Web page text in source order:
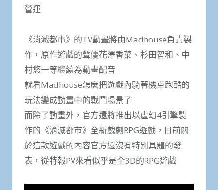
營運
《消滅都市》的TV動畫將由Madhouse負責製
作，原作遊戲的聲優花澤香菜、杉田智和、中
村悠一等繼續為動畫配音
就看Madhouse怎麼把遊戲內騎著機車跑酷的
玩法變成動畫中的戰鬥場景了
而除了動畫外，官方還將推出以虛幻4引擎製
作的《消滅都市》全新戲劇RPG遊戲，目前關
於這款遊戲的內容官方還沒有特別具體的發
表，從特報PV來看似乎是全3D的RPG遊戲